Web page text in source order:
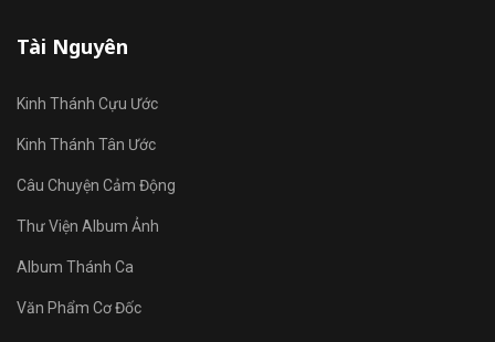
Tài Nguyên
Kinh Thánh Cựu Ước
Kinh Thánh Tân Ước
Câu Chuyện Cảm Động
Thư Viện Album Ảnh
Album Thánh Ca
Văn Phẩm Cơ Đốc